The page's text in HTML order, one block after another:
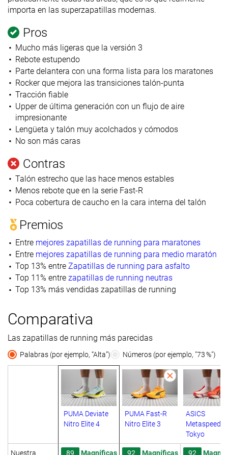
importa en las superzapatillas modernas.
Pros
Mucho más ligeras que la versión 3
Rebote estupendo
Parte delantera con una forma lista para los maratones
Rocker que mejora las transiciones talón-punta
Tracción fiable
Upper de última generación con un flujo de aire
impresionante
Lengüeta y talón muy acolchados y cómodos
No son más caras
Contras
Talón estrecho que las hace menos estables
Menos rebote que en la serie Fast-R
Poca cobertura de caucho en la cara interna del talón
Premios
Entre mejores zapatillas de running para maratones
Entre mejores zapatillas de running para medio maratón
Top 13% entre Zapatillas de running para asfalto
Top 11% entre zapatillas de running neutras
Top 13% más vendidas zapatillas de running
Comparativa
Las zapatillas de running más parecidas
Palabras (por ejemplo, “Alta”) Números (por ejemplo, "73 %")
PUMA Deviate
Nitro Elite 4
PUMA Fast-R
Nitro Elite 3
ASICS
Metaspeed
Tokyo
Nuestra
89 Magníficas 92 Magníficas 92